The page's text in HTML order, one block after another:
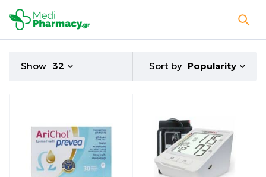
Sort by Popularity
Show 32